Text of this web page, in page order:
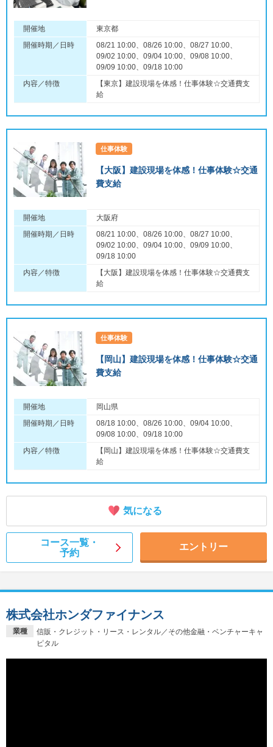
開催地
東京都
開催時期／日時
08/21 10:00、08/26 10:00、08/27 10:00、
09/02 10:00、09/04 10:00、09/08 10:00、
09/09 10:00、09/18 10:00
内容／特徴
【東京】建設現場を体感！仕事体験☆交通費支
給
仕事体験
【大阪】建設現場を体感！仕事体験☆交通
費支給
開催地
大阪府
開催時期／日時
08/21 10:00、08/26 10:00、08/27 10:00、
09/02 10:00、09/04 10:00、09/09 10:00、
09/18 10:00
内容／特徴
【大阪】建設現場を体感！仕事体験☆交通費支
給
仕事体験
【岡山】建設現場を体感！仕事体験☆交通
費支給
開催地
岡山県
開催時期／日時
08/18 10:00、08/26 10:00、09/04 10:00、
09/08 10:00、09/18 10:00
内容／特徴
【岡山】建設現場を体感！仕事体験☆交通費支
給
気になる
コース一覧・
予約
エントリー
業種
信販・クレジット・リース・レンタル／その他金融・ベンチャーキャ
ピタル
株式会社ホンダファイナンス